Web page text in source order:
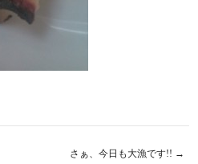
さぁ、今日も大漁です!! →